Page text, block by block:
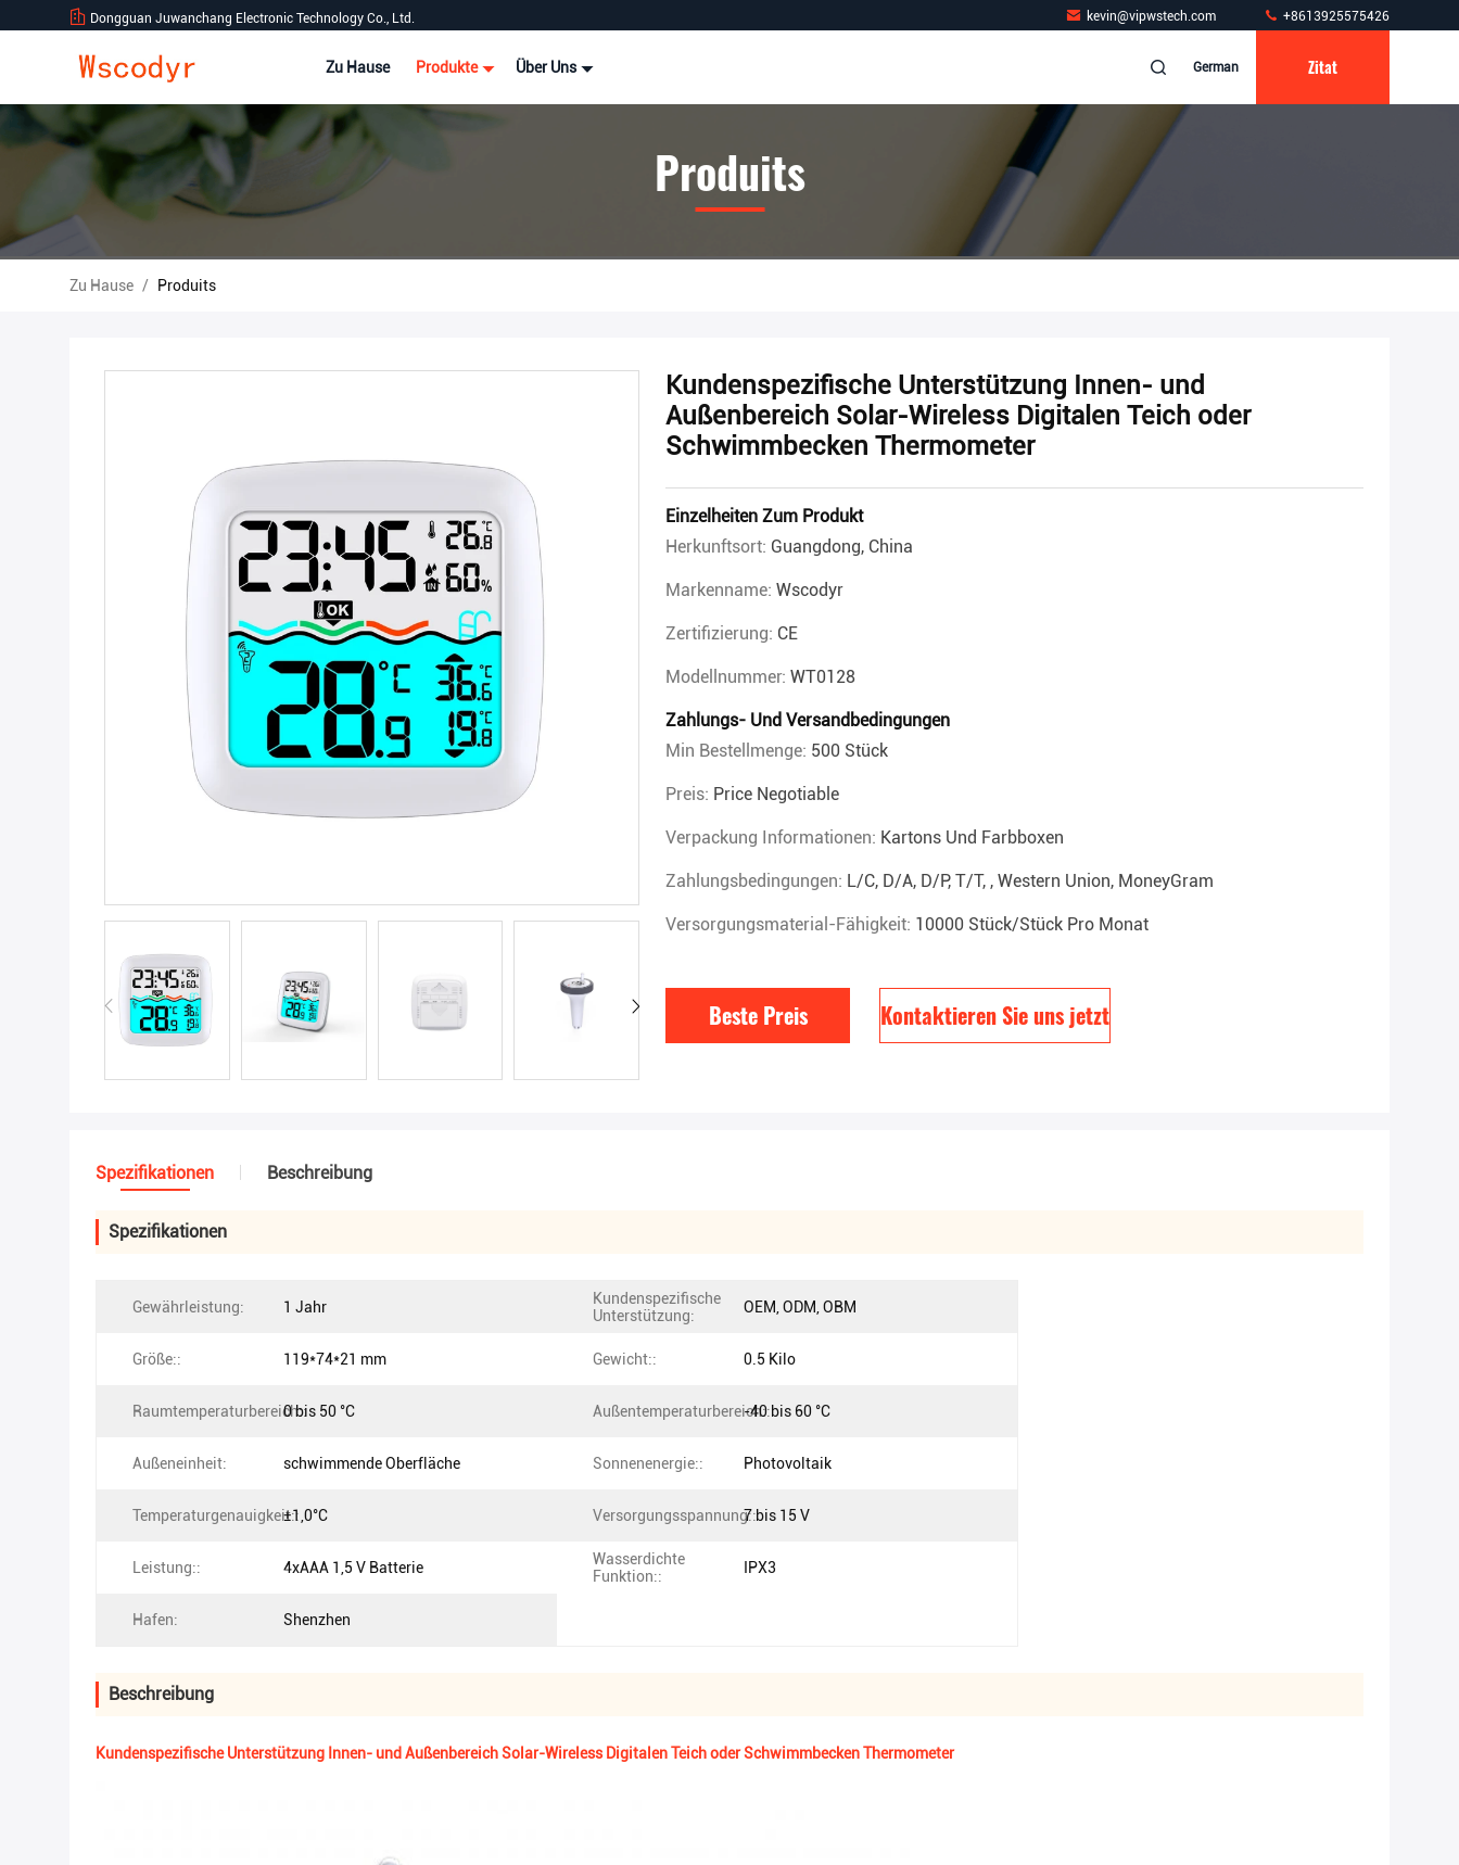
Dongguan Juwanchang Electronic Technology Co., Ltd. kevin@vipwstech.com +8613925575426
Zu Hause Produkte Über Uns German Zitat
Produits
Zu Hause / Produits
Kundenspezifische Unterstützung Innen- und
Außenbereich Solar-Wireless Digitalen Teich oder
Schwimmbecken Thermometer
Einzelheiten Zum Produkt
Herkunftsort: Guangdong, China
Markenname: Wscodyr
Zertifizierung: CE
Modellnummer: WT0128
Zahlungs- Und Versandbedingungen
Min Bestellmenge: 500 Stück
Preis: Price Negotiable
Verpackung Informationen: Kartons Und Farbboxen
Zahlungsbedingungen: L/C, D/A, D/P, T/T, , Western Union, MoneyGram
Versorgungsmaterial-Fähigkeit: 10000 Stück/Stück Pro Monat
Beste Preis Kontaktieren Sie uns jetzt
Spezifikationen Beschreibung
Spezifikationen
Gewährleistung: 1 Jahr
Kundenspezifische
Unterstützung:
OEM, ODM, OBM
Größe:: 119*74*21 mm Gewicht:: 0.5 Kilo
Raumtemperaturbereich::0 bis 50 °C Außentemperaturbereich::-40 bis 60 °C
Außeneinheit: schwimmende Oberfläche Sonnenenergie:: Photovoltaik
Temperaturgenauigkeit::±1,0°C Versorgungsspannung::7 bis 15 V
Leistung:: 4xAAA 1,5 V Batterie
Wasserdichte
Funktion::
IPX3
Hafen: Shenzhen
Beschreibung
Kundenspezifische Unterstützung Innen- und Außenbereich Solar-Wireless Digitalen Teich oder Schwimmbecken Thermometer